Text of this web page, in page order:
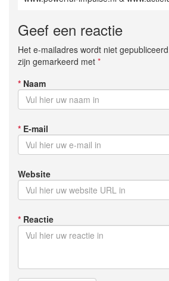
Geef een reactie
Het e-mailadres wordt niet
zijn gemarkeerd met *
* Naam
* E-mail
Website
* Reactie